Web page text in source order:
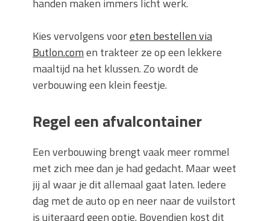
Kies vervolgens vooreten bestellen via
Butlon.comen trakteer ze op een lekkere
maaltijd na het klussen. Zo wordt de
verbouwing een klein feestje.
Regel een afvalcontainer
Een verbouwing brengt vaak meer rommel
met zich mee dan je had gedacht. Maar weet
jij al waar je dit allemaal gaat laten. Iedere
dag met de auto op en neer naar de vuilstort
is uiteraard geen optie. Bovendien kost dit